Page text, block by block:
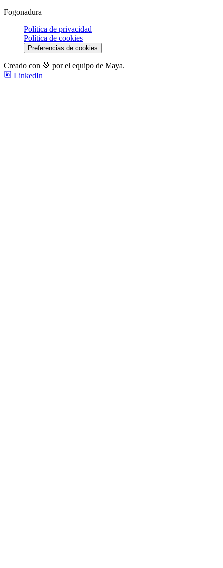
Fogonadura
Política de privacidad
Política de cookies
Preferencias de cookies
Creado con 💚 por el equipo de Maya.
LinkedIn